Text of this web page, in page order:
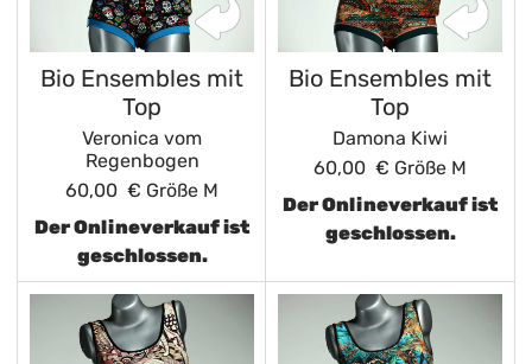
Bio Ensembles mit
Top
Veronica vom
Regenbogen
60,00 € Größe M
Der Onlineverkauf ist
geschlossen.
Bio Ensembles mit
Top
Damona Kiwi
60,00 € Größe M
Der Onlineverkauf ist
geschlossen.